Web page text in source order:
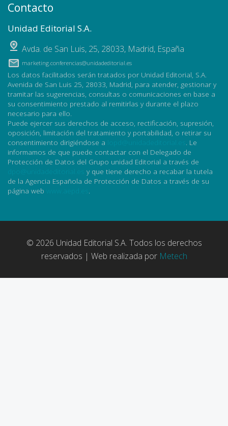
Contacto
Unidad Editorial S.A.
Avda. de San Luis, 25, 28033, Madrid, España
marketing.conferencias@unidadeditorial.es
Los datos facilitados serán tratados por Unidad Editorial, S.A.
Avenida de San Luis 25, 28033, Madrid, para atender, gestionar y
tramitar las sugerencias, consultas o comunicaciones en base a
su consentimiento prestado al remitirlas y durante el plazo
necesario para ello.
Puede ejercer sus derechos de acceso, rectificación, supresión,
oposición, limitación del tratamiento y portabilidad, o retirar su
consentimiento dirigiéndose a
. Le
informamos de que puede contactar con el Delegado de
Protección de Datos del Grupo unidad Editorial a través de
y que tiene derecho a recabar la tutela
de la Agencia Española de Protección de Datos a través de su
página web
© 2026 Unidad Editorial S.A. Todos los derechos
reservados | Web realizada por Metech